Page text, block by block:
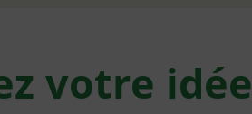
votre